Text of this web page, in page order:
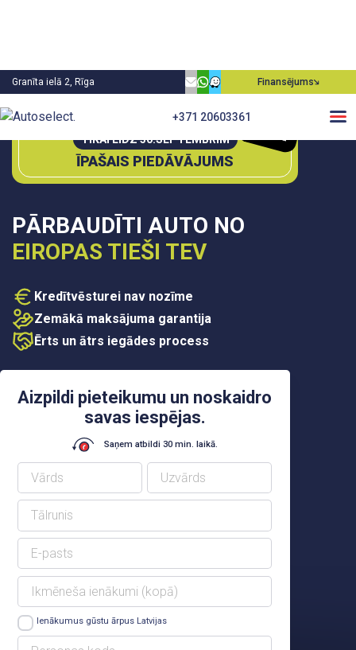
Granīta ielā 2, Rīga Finansējums
+371 20603361
Aizpildi pieteikumu un noskaidro
savas iespējas.
Saņem atbildi 30 min. laikā.
Ienākumus gūstu ārpus Latvijas
TIKAI LĪDZ 30.SEPTEMBRIM
ĪPAŠAIS PIEDĀVĀJUMS
0€
PĀRBAUDĪTI AUTO NO
EIROPAS TIEŠI TEV
Kredītvēsturei nav nozīme
Zemākā maksājuma garantija
Ērts un ātrs iegādes process